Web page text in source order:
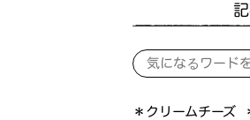
＊クリームチーズ